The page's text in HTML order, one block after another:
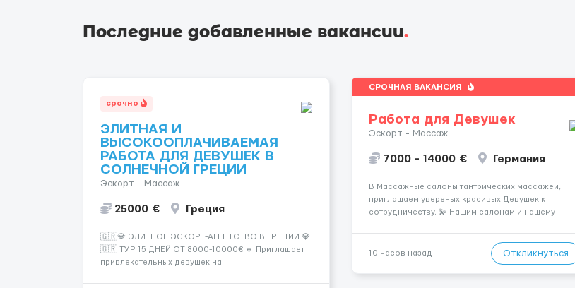
Последние добавленные вакансии.
срочно
ЭЛИТНАЯ И
ВЫСОКООПЛАЧИВАЕМАЯ
РАБОТА ДЛЯ ДЕВУШЕК В
СОЛНЕЧНОЙ ГРЕЦИИ
Эскорт - Массаж
25000 € Греция
🇬🇷💎 ЭЛИТНОЕ ЭСКОРТ-АГЕНТСТВО В ГРЕЦИИ 💎
🇬🇷 ТУР 15 ДНЕЙ ОТ 8000-10000€ 🔹 Приглашает
привлекательных девушек на
СРОЧНАЯ ВАКАНСИЯ
Работа для Девушек
Эскорт - Массаж
7000 - 14000 € Германия
В Массажные салоны тантрических массажей,
приглашаем увереных красивых Девушек к
сотрудничеству. 💫 Нашим салонам и нашему
заработная плата 💚Мы гарантируем Наличие
10 часов назад Откликнуться